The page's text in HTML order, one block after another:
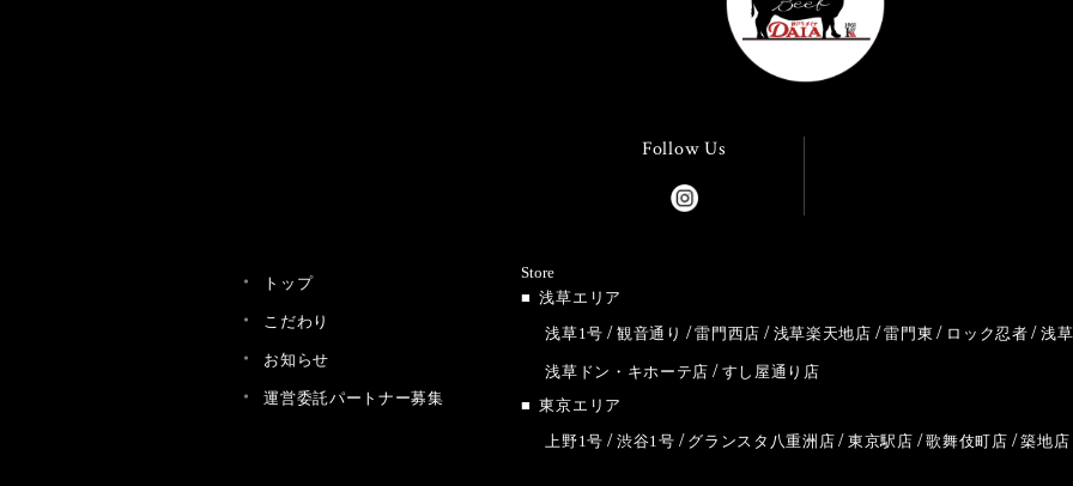
Follow Us
トップ
こだわり
お知らせ
運営委託パートナー募集
Store
浅草エリア
浅草1号
観音通り 雷門西店 浅草楽天地店 雷門東 ロック忍者 浅
浅草ドン・キホーテ店
すし屋通り店
東京エリア
上野1号
渋谷1号 グランスタ八重洲店 東京駅店 歌舞伎町店 築地店